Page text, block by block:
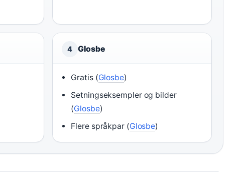
4 Glosbe
Gratis (Glosbe)
Setningseksempler og bilder
(Glosbe)
Flere språkpar (Glosbe)